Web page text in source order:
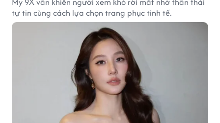
tự tin cùng cách lựa chọn trang phục tinh tế.